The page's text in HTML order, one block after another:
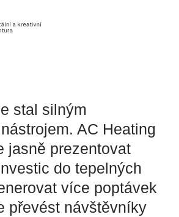
stal silným
AC Heating
jasně prezentovat
do tepelných
více poptávek
převést návštěvníky